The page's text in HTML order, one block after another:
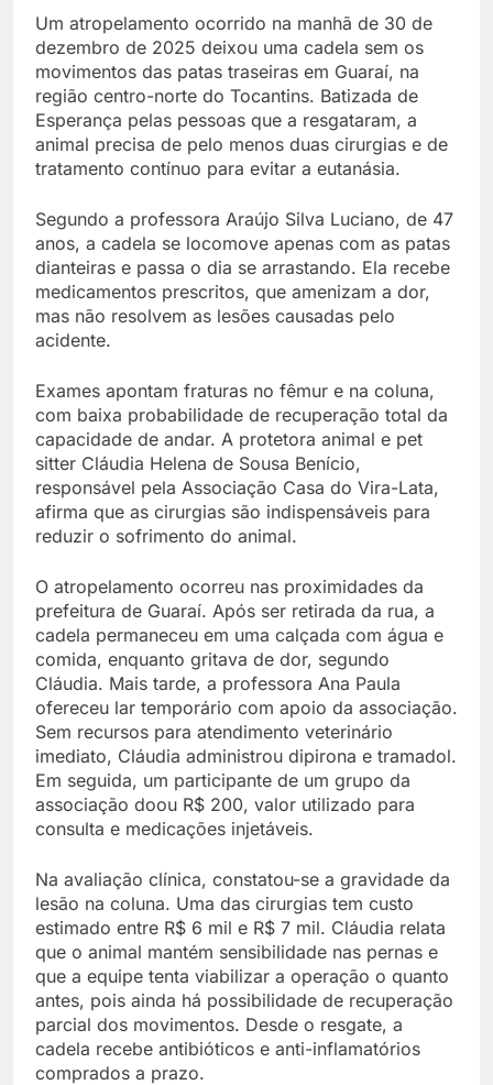
Um atropelamento ocorrido na manhã de 30 de
dezembro de 2025 deixou uma cadela sem os
movimentos das patas traseiras em Guaraí, na
região centro-norte do Tocantins. Batizada de
Esperança pelas pessoas que a resgataram, a
animal precisa de pelo menos duas cirurgias e de
tratamento contínuo para evitar a eutanásia.
Segundo a professora Araújo Silva Luciano, de 47
anos, a cadela se locomove apenas com as patas
dianteiras e passa o dia se arrastando. Ela recebe
medicamentos prescritos, que amenizam a dor,
mas não resolvem as lesões causadas pelo
acidente.
Exames apontam fraturas no fêmur e na coluna,
com baixa probabilidade de recuperação total da
capacidade de andar. A protetora animal e pet
sitter Cláudia Helena de Sousa Benício,
responsável pela Associação Casa do Vira-Lata,
afirma que as cirurgias são indispensáveis para
reduzir o sofrimento do animal.
O atropelamento ocorreu nas proximidades da
prefeitura de Guaraí. Após ser retirada da rua, a
cadela permaneceu em uma calçada com água e
comida, enquanto gritava de dor, segundo
Cláudia. Mais tarde, a professora Ana Paula
ofereceu lar temporário com apoio da associação.
Sem recursos para atendimento veterinário
imediato, Cláudia administrou dipirona e tramadol.
Em seguida, um participante de um grupo da
associação doou R$ 200, valor utilizado para
consulta e medicações injetáveis.
Na avaliação clínica, constatou-se a gravidade da
lesão na coluna. Uma das cirurgias tem custo
estimado entre R$ 6 mil e R$ 7 mil. Cláudia relata
que o animal mantém sensibilidade nas pernas e
que a equipe tenta viabilizar a operação o quanto
antes, pois ainda há possibilidade de recuperação
parcial dos movimentos. Desde o resgate, a
cadela recebe antibióticos e anti-inflamatórios
comprados a prazo.